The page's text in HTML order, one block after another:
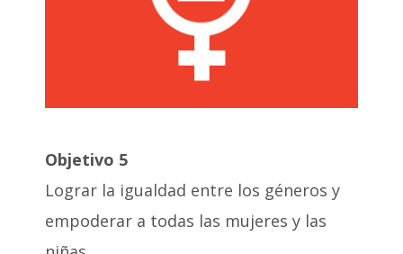
Objetivo 5
Lograr la igualdad entre los géneros y
empoderar a todas las mujeres y las